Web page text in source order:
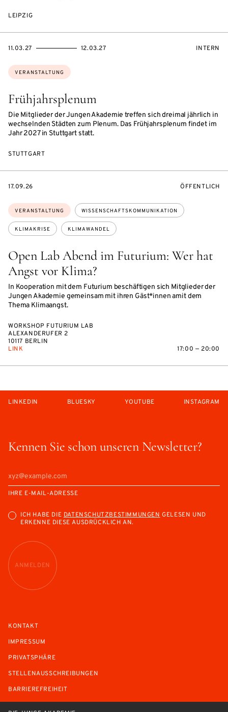
LEIPZIG
Frühjahrsplenum
Die Mitglieder der Jungen Akademie treffen sich dreimal jährlich in
wechselnden Städten zum Plenum. Das Frühjahrsplenum findet im
Jahr 2027 in Stuttgart statt.
Themen:
VERANSTALTUNG
EVENTBEGINSON
11.03.27
EVENTENDSON 12.03.27 INTERN
STUTTGART
Open Lab Abend im Futurium: Wer hat
Angst vor Klima?
In Kooperation mit dem Futurium beschäftigen sich Mitglieder der
Jungen Akademie gemeinsam mit ihren Gäst*innen amit dem
Thema Klimaangst.
Themen:
VERANSTALTUNG WISSENSCHAFTSKOMMUNIKATION
KLIMAKRISE KLIMAWANDEL
EVENTBEGINSON
17.09.26 ÖFFENTLICH
WORKSHOP FUTURIUM LAB
ALEXANDERUFER 2
10117 BERLIN
LINK
17:00 — 20:00
Kennen Sie schon unseren Newsletter?
IHRE E-MAIL-ADRESSE
ICH HABE DIEDATENSCHUTZBESTIMMUNGENGELESEN UND
ERKENNE DIESE AUSDRÜCKLICH AN.
ANMELDEN
LINKEDIN BLUESKY YOUTUBE INSTAGRAM
KONTAKT
IMPRESSUM
PRIVATSPHÄRE
STELLENAUSSCHREIBUNGEN
BARRIEREFREIHEIT